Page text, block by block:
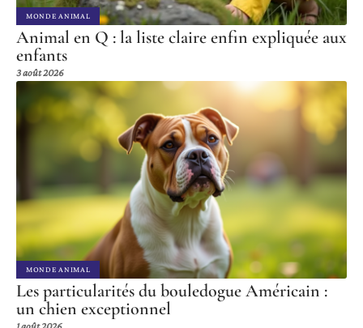
MONDE ANIMAL
Animal en Q : la liste claire enfin expliquée aux
enfants
3 août 2026
MONDE ANIMAL
Les particularités du bouledogue Américain :
un chien exceptionnel